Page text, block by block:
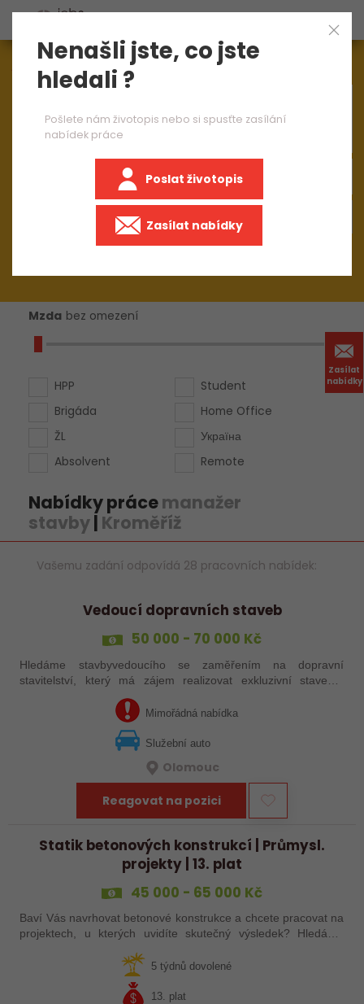
Zasílat
nabídky
Aktuálně1544nabídek práce
Mzda bez omezení
HPP
Brigáda
ŽL
Absolvent
Student
Home Office
Україна
Remote
Nabídky prácemanažer
stavby| Kroměříž
Vašemu zadání odpovídá 28 pracovních nabídek:
Vedoucí dopravních staveb
50 000 - 70 000 Kč
Hledáme stavbyvedoucího se zaměřením na dopravní
stavitelství, který má zájem realizovat exkluzivní stavební
projekty v Olomouckém kraji.
Mimořádná nabídka
Služební auto
Olomouc
Reagovat na pozici
Statik betonových konstrukcí | Průmysl.
projekty | 13. plat
45 000 - 65 000 Kč
Baví Vás navrhovat betonové konstrukce a chcete pracovat na
projektech, u kterých uvidíte skutečný výsledek? Hledáme
5 týdnů dovolené
13. plat
Nenašli jste, co jste
hledali ?
Pošlete nám životopis nebo si spusťte zasílání
nabídek práce
Poslat životopis
Zasílat nabídky